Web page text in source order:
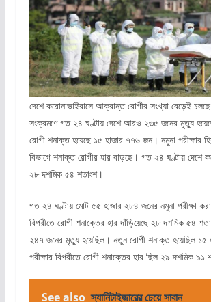
দেশে করোনাভাইরাসে আক্রান্ত রোগীর সংখ্যা বেড়েই
সংক্রমণে গত ২৪ ঘণ্টায় দেশে আরও ২৩৫ জনের মৃত্যু
রোগী শনাক্ত হয়েছে ১৫ হাজার ৭৭৬ জন। নমুনা পরীক্ষার
বিভাগে শনাক্ত রোগীর হার বাড়ছে। গত ২৪ ঘণ্টায় দেশে
২৮ দশমিক ৫৪ শতাংশ।
গত ২৪ ঘণ্টায় মোট ৫৫ হাজার ২৮৪ জনের নমুনা পরীক্ষা
বিপরীতে রোগী শনাক্তের হার দাঁড়িয়েছে ২৮ দশমিক ৫৪
২৪৭ জনের মৃত্যু হয়েছিল। নতুন রোগী শনাক্ত হয়েছিল ১৫
পরীক্ষার বিপরীতে রোগী শনাক্তের হার ছিল ২৯ দশমিক ৯১
See also স্যানিটাইজারের চেয়ে সাবান